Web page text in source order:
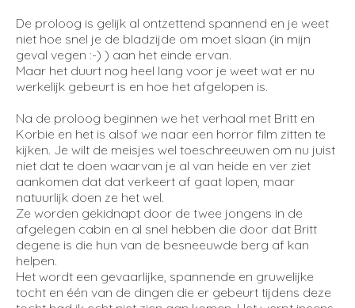
De proloog is gelijk al ontzettend spannend en je weet
niet hoe snel je de bladzijde om moet slaan (in mijn
geval vegen :-) ) aan het einde ervan.
Maar het duurt nog heel lang voor je weet wat er nu
werkelijk gebeurt is en hoe het afgelopen is.
Na de proloog beginnen we het verhaal met Britt en
Korbie en het is alsof we naar een horror film zitten te
kijken. Je wilt de meisjes wel toeschreeuwen om nu juist
niet dat te doen waarvan je al van heide en ver ziet
aankomen dat dat verkeert af gaat lopen, maar
natuurlijk doen ze het wel.
Ze worden gekidnapt door de twee jongens in de
afgelegen cabin en al snel hebben die door dat Britt
degene is die hun van de besneeuwde berg af kan
helpen.
Het wordt een gevaarlijke, spannende en gruwelijke
tocht en één van de dingen die er gebeurt tijdens deze